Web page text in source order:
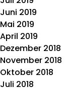
Juni 2019
Mai 2019
April 2019
Dezember 2018
November 2018
Oktober 2018
Juli 2018